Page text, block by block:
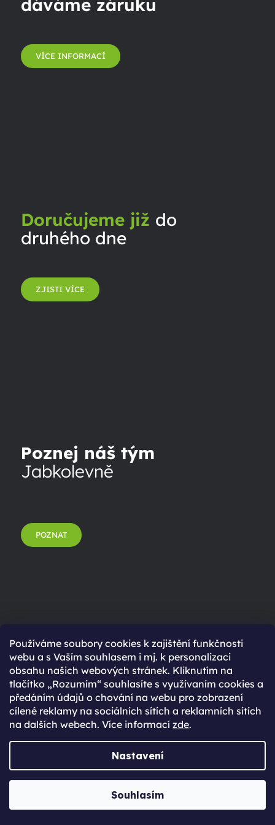
Používáme soubory cookies k zajištění funkčnosti
webu a s Vaším souhlasem i mj. k personalizaci
obsahu našich webových stránek. Kliknutím na
tlačítko „Rozumím“ souhlasíte s využívaním cookies a
předáním údajů o chování na webu pro zobrazení
cílené reklamy na sociálních sítích a reklamních sítích
na dalších webech. Více informací zde.
Nastavení
Souhlasím
dáváme záruku
VÍCE INFORMACÍ
Doručujeme již do
druhého dne
ZJISTI VÍCE
Poznej náš tým
Jabkolevně
POZNAT
Navštiv nás
na prodejně v Praze
NAVŠTÍVIT